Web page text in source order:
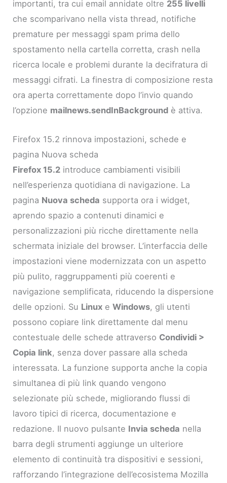
importanti, tra cui email annidate oltre 255 livelli
che scomparivano nella vista thread, notifiche
premature per messaggi spam prima dello
spostamento nella cartella corretta, crash nella
ricerca locale e problemi durante la decifratura di
messaggi cifrati. La finestra di composizione resta
ora aperta correttamente dopo l’invio quando
l’opzione mailnews.sendInBackground è attiva.
Firefox 15.2 rinnova impostazioni, schede e
pagina Nuova scheda
Firefox 15.2 introduce cambiamenti visibili
nell’esperienza quotidiana di navigazione. La
pagina Nuova scheda supporta ora i widget,
aprendo spazio a contenuti dinamici e
personalizzazioni più ricche direttamente nella
schermata iniziale del browser. L’interfaccia delle
impostazioni viene modernizzata con un aspetto
più pulito, raggruppamenti più coerenti e
navigazione semplificata, riducendo la dispersione
delle opzioni. Su Linux eWindows, gli utenti
possono copiare link direttamente dal menu
contestuale delle schede attraverso Condividi >
Copia link, senza dover passare alla scheda
interessata. La funzione supporta anche la copia
simultanea di più link quando vengono
selezionate più schede, migliorando flussi di
lavoro tipici di ricerca, documentazione e
redazione. Il nuovo pulsante Invia scheda nella
barra degli strumenti aggiunge un ulteriore
elemento di continuità tra dispositivi e sessioni,
rafforzando l’integrazione dell’ecosistema Mozilla